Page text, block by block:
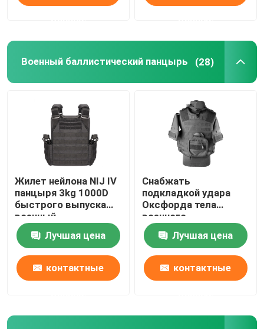
Путешествие фабрики
Свяжитесь мы
Спросите цитату
Военная форма боя
Военная камуфляжная форма
Военный баллистический панцырь (28)
Жилет нейлона NIJ IV
панцыря 3kg 1000D
быстрого выпуска
военный
баллистический
Лучшая цена
контактные
Снабжать
подкладкой удара
Оксфорда тела
военного
тактического жилета
самозащитой NIJ IV
полный
Лучшая цена
контактные